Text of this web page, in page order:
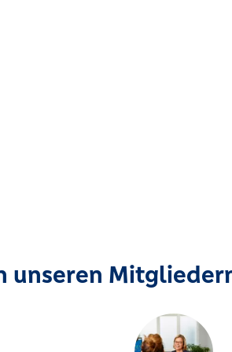
unseren